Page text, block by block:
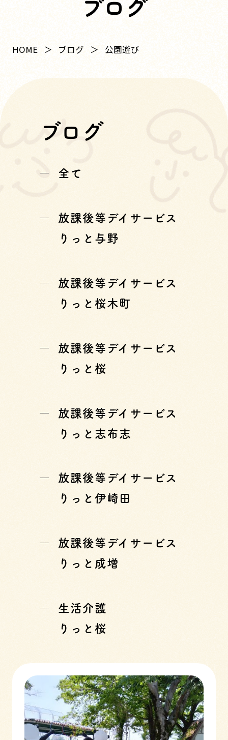
ブログ
HOME ブログ 公園遊び
ブログ
全て
放課後等デイサービス
りっと与野
放課後等デイサービス
りっと桜木町
放課後等デイサービス
りっと桜
放課後等デイサービス
りっと志布志
放課後等デイサービス
りっと伊崎田
放課後等デイサービス
りっと成増
生活介護
りっと桜